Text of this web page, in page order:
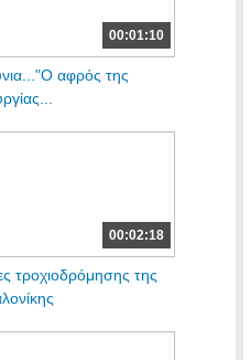
00:01:10
αφρός της
00:02:18
τροχιοδρόμησης της